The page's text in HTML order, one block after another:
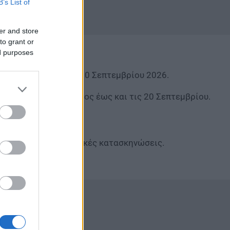
List of
and store
grant or
purposes
Ιουνίου έως τις 10 Σεπτεμβρίου 2026.
του προγράμματος έως και τις 20 Σεπτεμβρίου.
παιδικές κατασκηνώσεις.